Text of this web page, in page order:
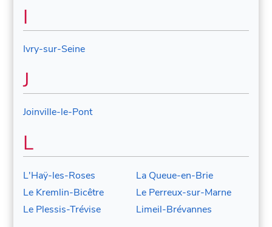
I
Ivry-sur-Seine
J
Joinville-le-Pont
L
L'Haÿ-les-Roses
La Queue-en-Brie
Le Kremlin-Bicêtre
Le Perreux-sur-Marne
Le Plessis-Trévise
Limeil-Brévannes